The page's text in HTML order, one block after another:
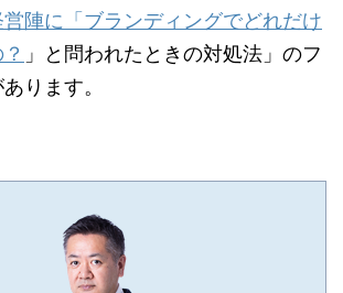
営陣に「ブランディングでどれだけ
」と問われたときの対処法」のフ
ります。